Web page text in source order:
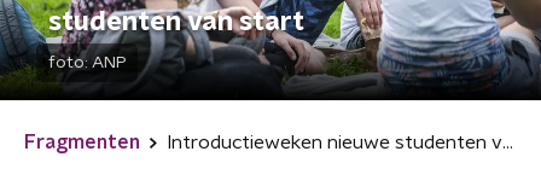
studenten van start
foto: ANP
Fragmenten Introductieweken nieuwe studenten van start